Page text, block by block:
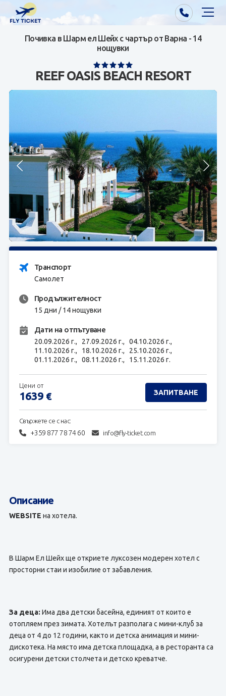
Почивки от Варна
Почивки от София/Пловдив/Бургас
Визи
Контакти
За нас
ЗАПИТВАНЕ
Почивка в Шарм ел Шейх с чартър от Варна - 14
нощувки
REEF OASIS BEACH RESORT
Транспорт
Самолет
Продължителност
15 дни / 14 нощувки
Дати на отпътуване
20.09.2026 г., 27.09.2026 г., 04.10.2026 г.,
11.10.2026 г., 18.10.2026 г., 25.10.2026 г.,
01.11.2026 г., 08.11.2026 г., 15.11.2026 г.
Свържете се с нас:
+359 877 78 74 60 info@fly-ticket.com
Цени от
1639 € ЗАПИТВАНЕ
Описание
WEBSITE на хотела.
В Шарм Ел Шейх ще откриете луксозен модерен хотел с
просторни стаи и изобилие от забавления.
За деца: Има два детски басейна, единият от които е
отопляем през зимата. Хотелът разполага с мини-клуб за
деца от 4 до 12 години, както и детска анимация и мини-
дискотека. На място има детска площадка, а в ресторанта са
осигурени детски столчета и детско креватче.